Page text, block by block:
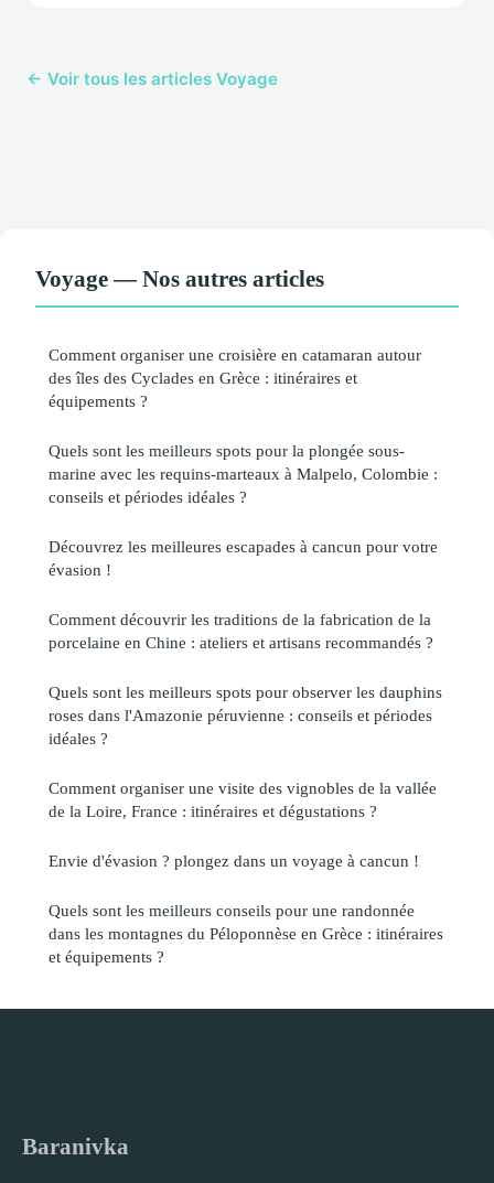
← Voir tous les articles Voyage
Voyage — Nos autres articles
Comment organiser une croisière en catamaran autour
des îles des Cyclades en Grèce : itinéraires et
équipements ?
Quels sont les meilleurs spots pour la plongée sous-
marine avec les requins-marteaux à Malpelo, Colombie :
conseils et périodes idéales ?
Découvrez les meilleures escapades à cancun pour votre
évasion !
Comment découvrir les traditions de la fabrication de la
porcelaine en Chine : ateliers et artisans recommandés ?
Quels sont les meilleurs spots pour observer les dauphins
roses dans l'Amazonie péruvienne : conseils et périodes
idéales ?
Comment organiser une visite des vignobles de la vallée
de la Loire, France : itinéraires et dégustations ?
Envie d'évasion ? plongez dans un voyage à cancun !
Quels sont les meilleurs conseils pour une randonnée
dans les montagnes du Péloponnèse en Grèce : itinéraires
et équipements ?
Baranivka